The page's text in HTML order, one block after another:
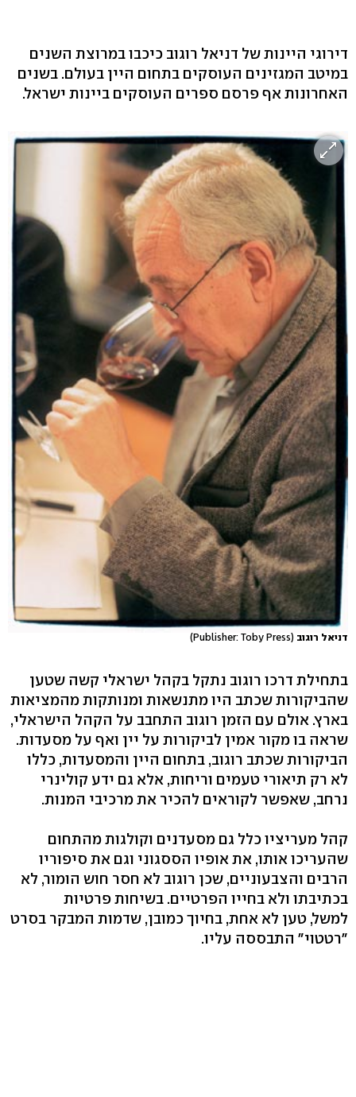
דירוגי היינות של דניאל רוגוב כיכבו במרוצת השנים
במיטב המגזינים העוסקים בתחום היין בעולם. בשנים
האחרונות אף פרסם ספרים העוסקים ביינות ישראל.
דניאל רוגוב (Publisher: Toby Press)
בתחילת דרכו רוגוב נתקל בקהל ישראלי קשה שטען
שהביקורות שכתב היו מתנשאות ומנותקות מהמציאות
בארץ. אולם עם הזמן רוגוב התחבב על הקהל הישראלי,
שראה בו מקור אמין לביקורות על יין ואף על מסעדות.
הביקורות שכתב רוגוב, בתחום היין והמסעדות, כללו
לא רק תיאורי טעמים וריחות, אלא גם ידע קולינרי
נרחב, שאפשר לקוראים להכיר את מרכיבי המנות.
קהל מעריציו כלל גם מסעדנים וקולגות מהתחום
שהעריכו אותו, את אופיו הססגוני וגם את סיפוריו
הרבים והצבעוניים, שכן רוגוב לא חסר חוש הומור, לא
בכתיבתו ולא בחייו הפרטיים. בשיחות פרטיות
למשל, טען לא אחת, בחיוך כמובן, שדמות המבקר בסרט
"רטטוי" התבססה עליו.